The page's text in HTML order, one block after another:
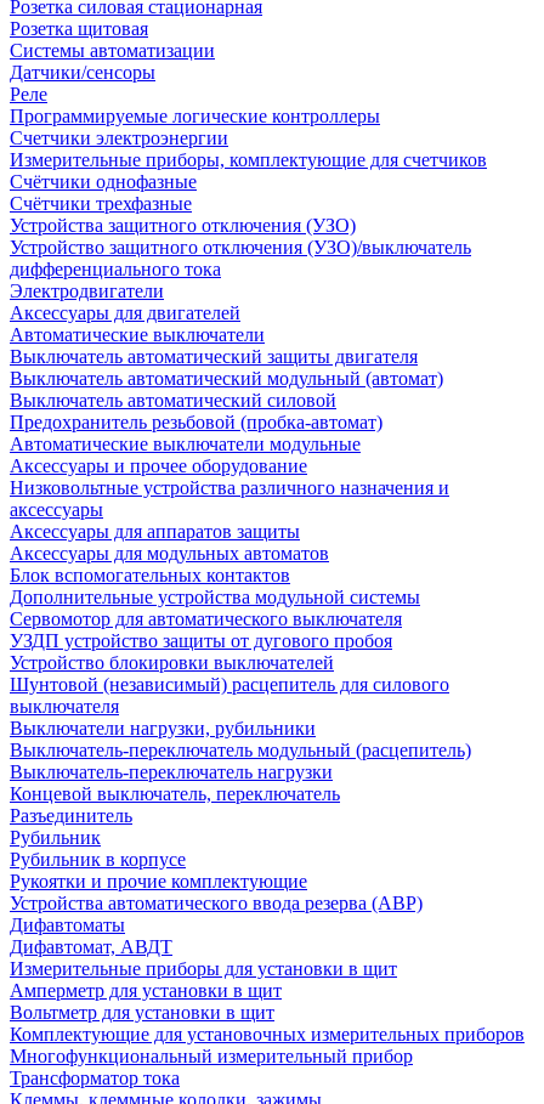
Розетка силовая стационарная
Розетка щитовая
Системы автоматизации
Датчики/сенсоры
Реле
Программируемые логические контроллеры
Счетчики электроэнергии
Измерительные приборы, комплектующие для счетчиков
Счётчики однофазные
Счётчики трехфазные
Устройства защитного отключения (УЗО)
Устройство защитного отключения (УЗО)/выключатель
дифференциального тока
Электродвигатели
Аксессуары для двигателей
Автоматические выключатели
Выключатель автоматический защиты двигателя
Выключатель автоматический модульный (автомат)
Выключатель автоматический силовой
Предохранитель резьбовой (пробка-автомат)
Автоматические выключатели модульные
Аксессуары и прочее оборудование
Низковольтные устройства различного назначения и
аксессуары
Аксессуары для аппаратов защиты
Аксессуары для модульных автоматов
Блок вспомогательных контактов
Дополнительные устройства модульной системы
Сервомотор для автоматического выключателя
УЗДП устройство защиты от дугового пробоя
Устройство блокировки выключателей
Шунтовой (независимый) расцепитель для силового
выключателя
Выключатели нагрузки, рубильники
Выключатель-переключатель модульный (расцепитель)
Выключатель-переключатель нагрузки
Концевой выключатель, переключатель
Разъединитель
Рубильник
Рубильник в корпусе
Рукоятки и прочие комплектующие
Устройства автоматического ввода резерва (АВР)
Дифавтоматы
Дифавтомат, АВДТ
Измерительные приборы для установки в щит
Амперметр для установки в щит
Вольтметр для установки в щит
Комплектующие для установочных измерительных приборов
Многофункциональный измерительный прибор
Трансформатор тока
Клеммы, клеммные колодки, зажимы